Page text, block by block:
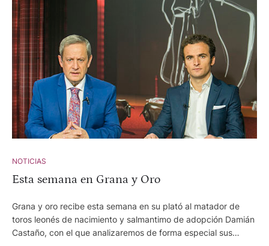
NOTICIAS
Esta semana en Grana y Oro
Grana y oro recibe esta semana en su plató al matador de
toros leonés de nacimiento y salmantimo de adopción Damián
Castaño, con el que analizaremos de forma especial sus